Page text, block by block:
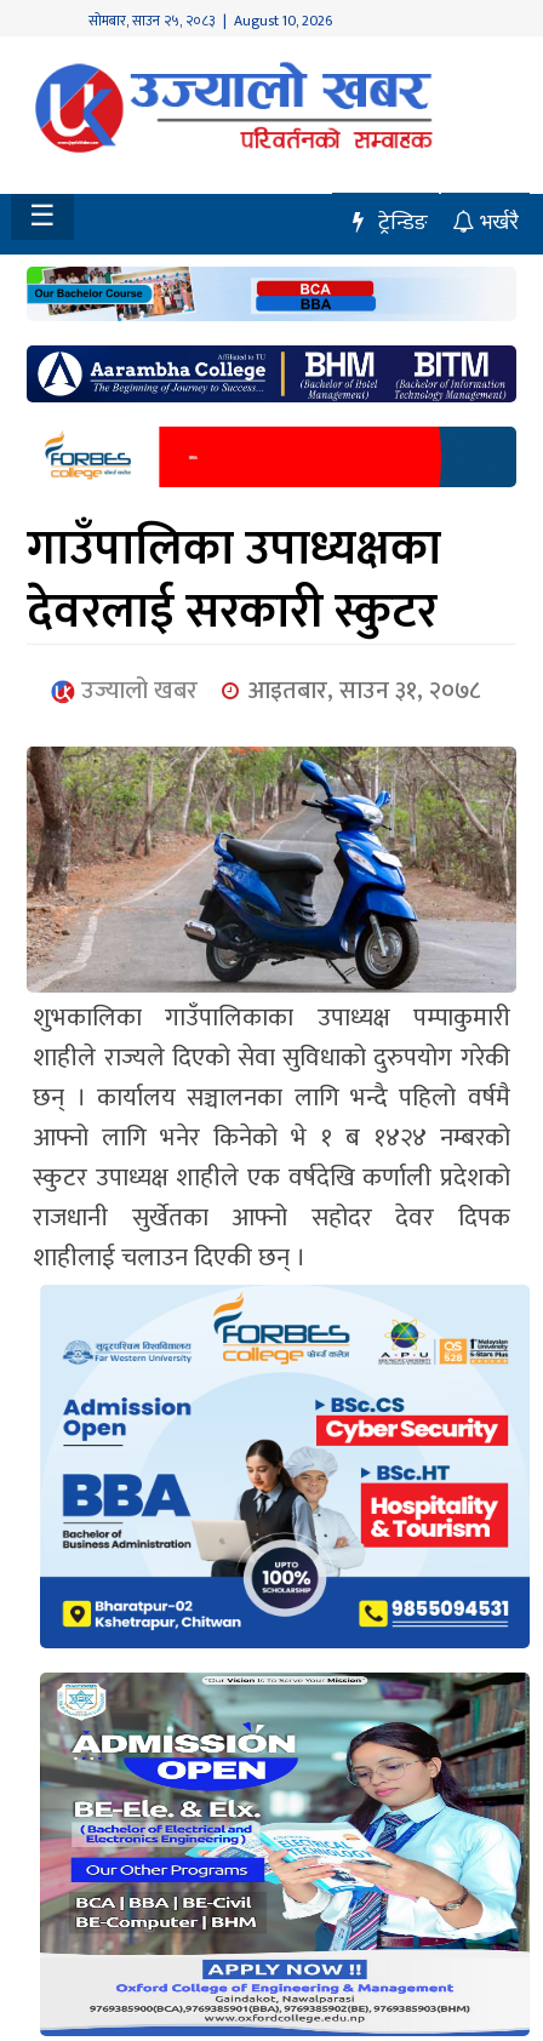
सोमबार,साउन २५, २०८३ | August 10, 2026
होमपेज
नवलपुर
विशेष
मध्य
नेपाल
चितवन
सेरोफेरो
समाचार
आर्थिक
मनोरञ्जन
खेलकुद
प्रबास
युनिकोड
☰ भर्खरै
ट्रेन्डिङ
गाउँपालिका उपाध्यक्षका
देवरलाई सरकारी स्कुटर
उज्यालो खबर आइतबार, साउन ३१, २०७८
शुभकालिका गाउँपालिकाका उपाध्यक्ष पम्पाकुमारी
शाहीले राज्यले दिएको सेवा सुविधाको दुरुपयोग गरेकी
छन् । कार्यालय सञ्चालनका लागि भन्दै पहिलो वर्षमै
आफ्नो लागि भनेर किनेको भे १ ब १४२४ नम्बरको
स्कुटर उपाध्यक्ष शाहीले एक वर्षदेखि कर्णाली प्रदेशको
राजधानी सुर्खेतका आफ्नो सहोदर देवर दिपक
शाहीलाई चलाउन दिएकी छन् ।